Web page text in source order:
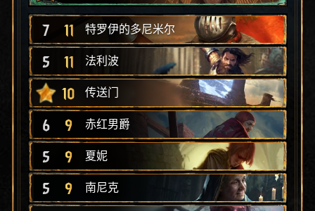
7 11 特罗伊的多尼米尔
5 11 法利波
10 传送门
6 9 赤红男爵
5 9 夏妮
5 9 南尼克